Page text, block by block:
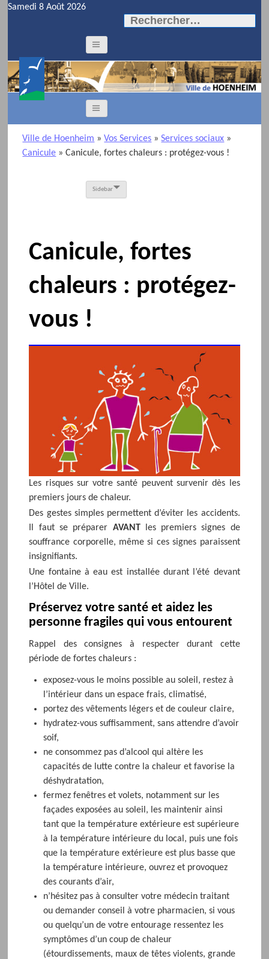
Samedi 8 Août 2026
Rechercher :
Ville de Hoenheim »Vos Services »Services sociaux »
Canicule »Canicule, fortes chaleurs : protégez-vous !
Sidebar
Canicule, fortes
chaleurs : protégez-
vous !
Les risques sur votre santé peuvent survenir dès les
premiers jours de chaleur.
Des gestes simples permettent d’éviter les accidents.
Il faut se préparer AVANTles premiers signes de
souffrance corporelle, même si ces signes paraissent
insignifiants.
Une fontaine à eau est installée durant l’été devant
l’Hôtel de Ville.
Préservez votre santé et aidez les
personne fragiles qui vous entourent
Rappel des consignes à respecter durant cette
période de fortes chaleurs :
exposez-vous le moins possible au soleil, restez à
l’intérieur dans un espace frais, climatisé,
portez des vêtements légers et de couleur claire,
hydratez-vous suffisamment, sans attendre d’avoir
soif,
ne consommez pas d’alcool qui altère les
capacités de lutte contre la chaleur et favorise la
déshydratation,
fermez fenêtres et volets, notamment sur les
façades exposées au soleil, les maintenir ainsi
tant que la température extérieure est supérieure
à la température intérieure du local, puis une fois
que la température extérieure est plus basse que
la température intérieure, ouvrez et provoquez
des courants d’air,
n’hésitez pas à consulter votre médecin traitant
ou demander conseil à votre pharmacien, si vous
ou quelqu’un de votre entourage ressentez les
symptômes d’un coup de chaleur
(étourdissements, maux de têtes violents, grande